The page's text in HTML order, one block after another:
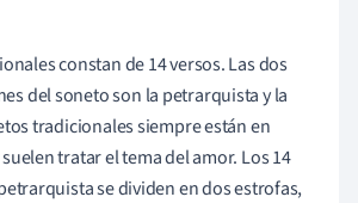
constan de 14 versos. Las dos
del soneto son la petrarquista y la
tradicionales siempre están en
tratar el tema del amor. Los 14
se dividen en dos estrofas,